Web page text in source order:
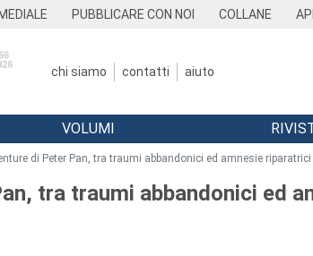
PUBBLICARE CON NOI COLLANE
chi siamo contatti aiuto
VOLUMI
di Peter Pan, tra traumi abbandonici ed amnesie riparatrici
tra traumi abbandonici ed